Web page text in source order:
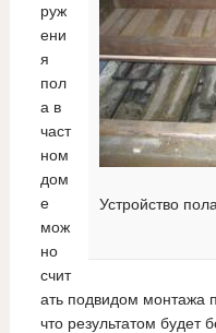
Устройство
руж
ени
я
пол
а в
част
ном
дом
е
мож
но
счит
ать подвидом монтажа
что результатом будет